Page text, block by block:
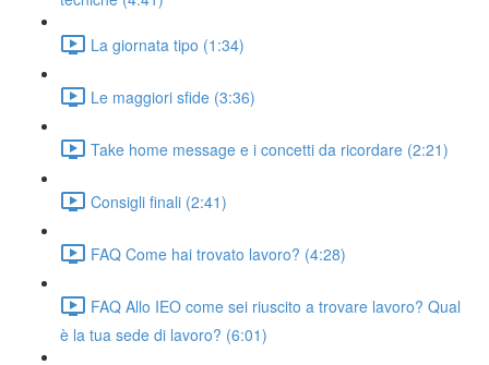
La giornata tipo (1:34)
Le maggiori sfide (3:36)
Take home message e i concetti da ricordare (2:21)
Consigli finali (2:41)
FAQ Come hai trovato lavoro? (4:28)
FAQ Allo IEO come sei riuscito a trovare lavoro? Qual
è la tua sede di lavoro? (6:01)